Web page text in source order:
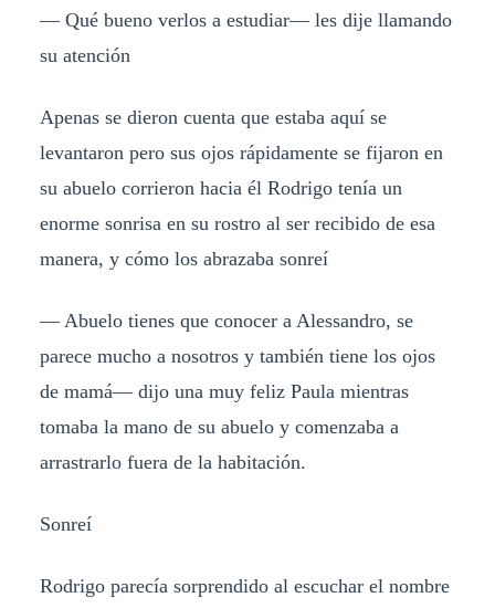
— Qué bueno verlos a estudiar— les dije llamando
su atención
Apenas se dieron cuenta que estaba aquí se
levantaron pero sus ojos rápidamente se fijaron en
su abuelo corrieron hacia él Rodrigo tenía un
enorme sonrisa en su rostro al ser recibido de esa
manera, y cómo los abrazaba sonreí
— Abuelo tienes que conocer a Alessandro, se
parece mucho a nosotros y también tiene los ojos
de mamá— dijo una muy feliz Paula mientras
tomaba la mano de su abuelo y comenzaba a
arrastrarlo fuera de la habitación.
Sonreí
Rodrigo parecía sorprendido al escuchar el nombre